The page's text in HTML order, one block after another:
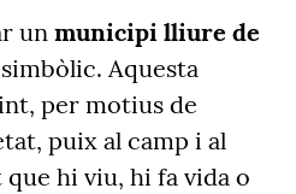
un municipi lliure de
Aquesta
per motius de
puix al camp i al
hi viu, hi fa vida o